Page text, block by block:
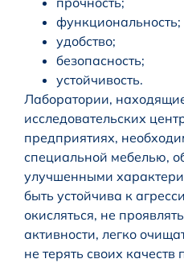
функциональность;
удобство;
безопасность;
устойчивость.
Лаборатории,
исследовательских
предприятиях,
специальной мебелью,
улучшенными
быть устойчива к
окисляться, не
активности, легко
не терять своих